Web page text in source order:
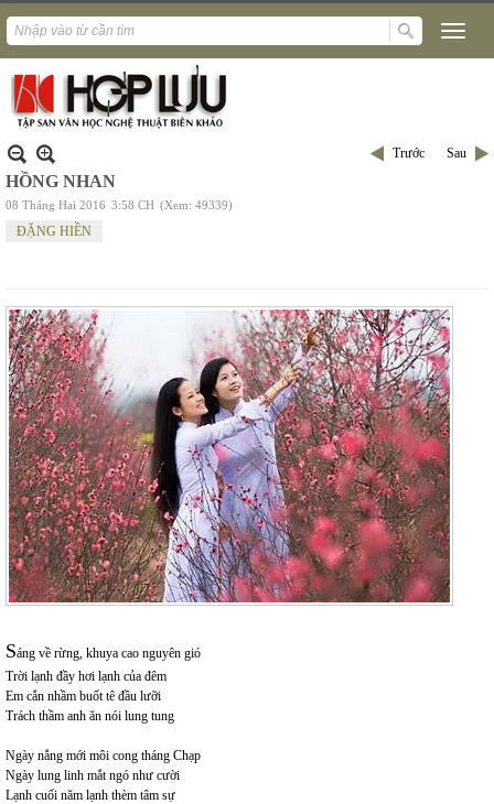
Trước Sau
HỒNG NHAN
08 Tháng Hai 2016 3:58 CH (Xem: 49339)
ĐẶNG HIỀN
Sáng về rừng, khuya cao nguyên gió
Trời lạnh đầy hơi lạnh của đêm
Em cắn nhầm buốt tê đầu lưỡi
Trách thầm anh ăn nói lung tung
Ngày nắng mới môi cong tháng Chạp
Ngày lung linh mắt ngó như cười
Lạnh cuối năm lạnh thèm tâm sự